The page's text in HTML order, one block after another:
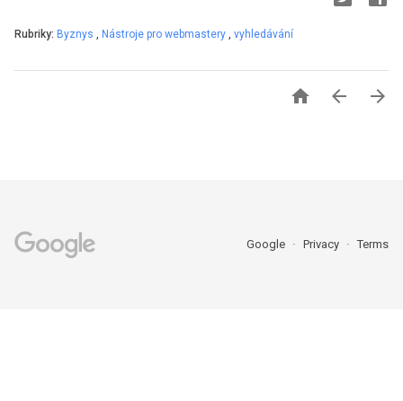
Rubriky: Byznys , Nástroje pro webmastery , vyhledávání
  
Google Privacy Terms